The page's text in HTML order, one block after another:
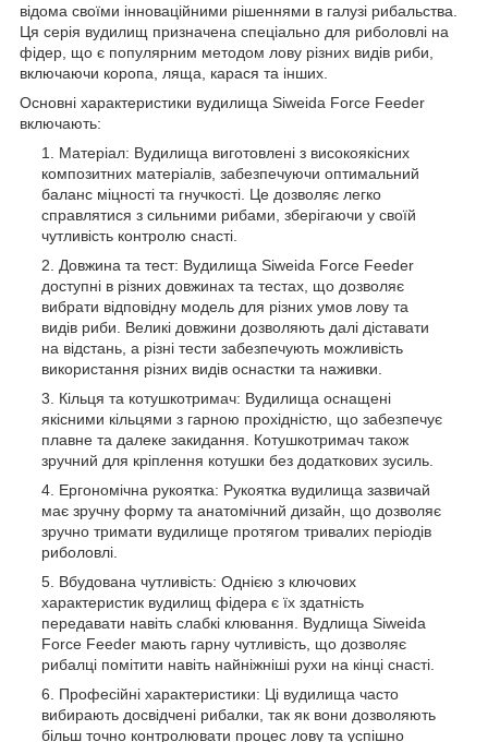
відома своїми інноваційними рішеннями в галузі рибальства.
Ця серія вудилищ призначена спеціально для риболовлі на
фідер, що є популярним методом лову різних видів риби,
включаючи коропа, ляща, карася та інших.
Основні характеристики вудилища Siweida Force Feeder
включають:
Матеріал: Вудилища виготовлені з високоякісних
композитних матеріалів, забезпечуючи оптимальний
баланс міцності та гнучкості. Це дозволяє легко
справлятися з сильними рибами, зберігаючи у своїй
чутливість контролю снасті.
Довжина та тест: Вудилища Siweida Force Feeder
доступні в різних довжинах та тестах, що дозволяє
вибрати відповідну модель для різних умов лову та
видів риби. Великі довжини дозволяють далі діставати
на відстань, а різні тести забезпечують можливість
використання різних видів оснастки та наживки.
Кільця та котушкотримач: Вудилища оснащені
якісними кільцями з гарною прохідністю, що забезпечує
плавне та далеке закидання. Котушкотримач також
зручний для кріплення котушки без додаткових зусиль.
Ергономічна рукоятка: Рукоятка вудилища зазвичай
має зручну форму та анатомічний дизайн, що дозволяє
зручно тримати вудилище протягом тривалих періодів
риболовлі.
Вбудована чутливість: Однією з ключових
характеристик вудилищ фідера є їх здатність
передавати навіть слабкі клювання. Вудлища Siweida
Force Feeder мають гарну чутливість, що дозволяє
рибалці помітити навіть найніжніші рухи на кінці снасті.
Професійні характеристики: Ці вудилища часто
вибирають досвідчені рибалки, так як вони дозволяють
більш точно контролювати процес лову та успішно